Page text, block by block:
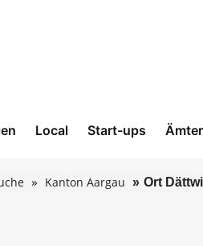
Local Start-ups Ämter
Kanton Aargau Ort